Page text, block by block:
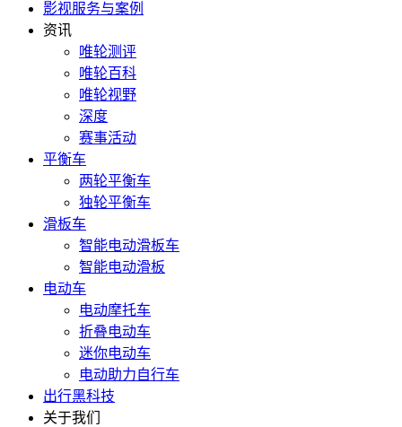
影视服务与案例
资讯
唯轮测评
唯轮百科
唯轮视野
深度
赛事活动
平衡车
两轮平衡车
独轮平衡车
滑板车
智能电动滑板车
智能电动滑板
电动车
电动摩托车
折叠电动车
迷你电动车
电动助力自行车
出行黑科技
关于我们